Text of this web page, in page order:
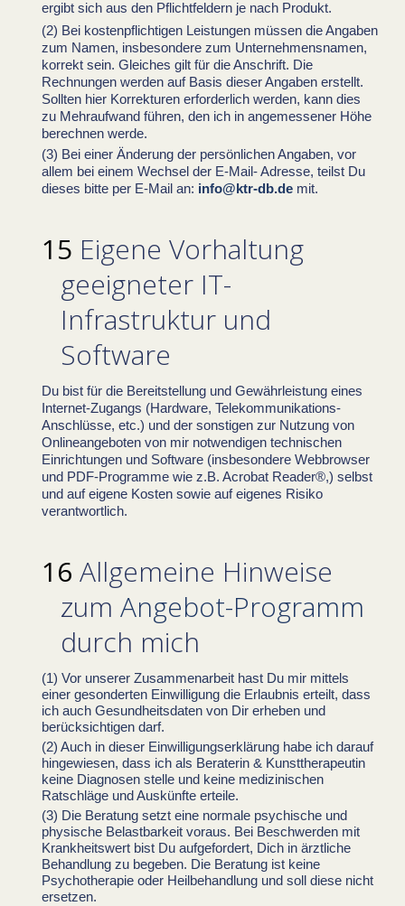
ergibt sich aus den Pflichtfeldern je nach Produkt.
Bei kostenpflichtigen Leistungen müssen die Angaben
zum Namen, insbesondere zum Unternehmensnamen,
korrekt sein. Gleiches gilt für die Anschrift. Die
Rechnungen werden auf Basis dieser Angaben erstellt.
Sollten hier Korrekturen erforderlich werden, kann dies
zu Mehraufwand führen, den ich in angemessener Höhe
berechnen werde.
Bei einer Änderung der persönlichen Angaben, vor
allem bei einem Wechsel der E-Mail- Adresse, teilst Du
dieses bitte per E-Mail an: info@ktr-db.de mit.
Eigene Vorhaltung
geeigneter IT-
Infrastruktur und
Software
Du bist für die Bereitstellung und Gewährleistung eines
Internet-Zugangs (Hardware, Telekommunikations-
Anschlüsse, etc.) und der sonstigen zur Nutzung von
Onlineangeboten von mir notwendigen technischen
Einrichtungen und Software (insbesondere Webbrowser
und PDF-Programme wie z.B. Acrobat Reader®,) selbst
und auf eigene Kosten sowie auf eigenes Risiko
verantwortlich.
Allgemeine Hinweise
zumAngebot-Programm
durch mich
Vor unserer Zusammenarbeit hast Du mir mittels
einer gesonderten Einwilligung die Erlaubnis erteilt, dass
ich auch Gesundheitsdaten von Dir erheben und
berücksichtigen darf.
Auch in dieser Einwilligungserklärung habe ich darauf
hingewiesen, dass ich als Beraterin & Kunsttherapeutin
keine Diagnosen stelle und keine medizinischen
Ratschläge und Auskünfte erteile.
Die Beratung setzt eine normale psychische und
physische Belastbarkeit voraus. Bei Beschwerden mit
Krankheitswert bist Du aufgefordert, Dich in ärztliche
Behandlung zu begeben. Die Beratung ist keine
Psychotherapie oder Heilbehandlung und soll diese nicht
ersetzen.